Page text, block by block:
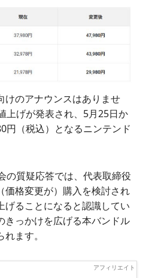
けのアナウンスはありませ
上げが発表され、5月25日か
（税込）となるニンテンド
の質疑応答では、代表取締役
価格変更が）購入を検討され
げることになると認識してい
きっかけを広げる本バンドル
ます。